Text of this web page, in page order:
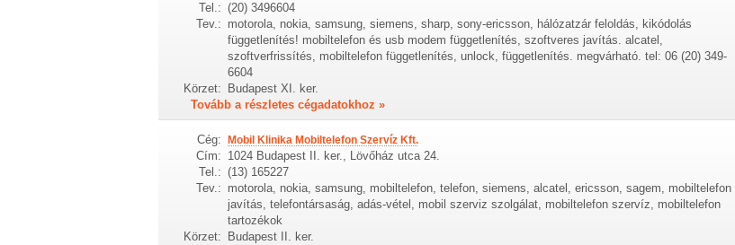
Tel.: (20) 3496604
Tev.: motorola, nokia, samsung, siemens, sharp, sony-ericsson, hálózatzár feloldás, kikódolás
függetlenítés! mobiltelefon és usb modem függetlenítés, szoftveres javítás. alcatel,
szoftverfrissítés, mobiltelefon függetlenítés, unlock, függetlenítés. megvárható. tel: 06 (20) 349-
6604
Körzet:
Budapest XI. ker.
Tovább a részletes cégadatokhoz »
Cég: Mobil Klinika Mobiltelefon Szervíz Kft.
Cím: 1024 Budapest II. ker., Lövőház utca 24.
Tel.: (13) 165227
Tev.: motorola, nokia, samsung, mobiltelefon, telefon, siemens, alcatel, ericsson, sagem, mobiltelefon
javítás, telefontársaság, adás-vétel, mobil szerviz szolgálat, mobiltelefon szervíz, mobiltelefon
tartozékok
Körzet:
Budapest II. ker.